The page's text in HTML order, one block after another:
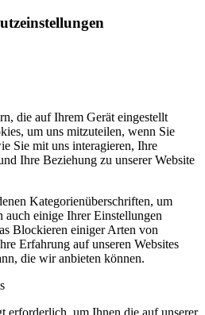
die auf Ihrem Gerät eingestellt
um uns mitzuteilen, wenn Sie
Sie mit uns interagieren, Ihre
Ihre Beziehung zu unserer Website
Kategorienüberschriften, um
auch einige Ihrer Einstellungen
Blockieren einiger Arten von
Erfahrung auf unseren Websites
die wir anbieten können.
erforderlich, um Ihnen die auf unserer